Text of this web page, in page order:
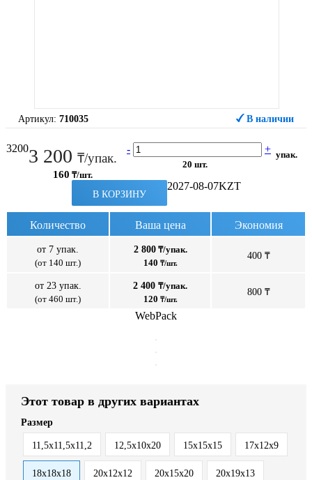
Артикул: 710035 В наличии
32003 200 ₸/упак.
160 ₸/шт.
- +
20 шт.
упак.
В КОРЗИНУ
2027-08-07KZT
Количество Ваша цена Экономия
от 7 упак.
(от 140 шт.)
2 800₸/упак.
140 ₸/шт.
400 ₸
от 23 упак.
(от 460 шт.)
2 400 ₸/упак.
120 ₸/шт.
800 ₸
WebPack
Этот товар в других вариантах
Размер
11,5х11,5х11,2 12,5х10х20 15х15х15 17х12х9
18х18х18 20х12х12 20х15х20 20х19х13